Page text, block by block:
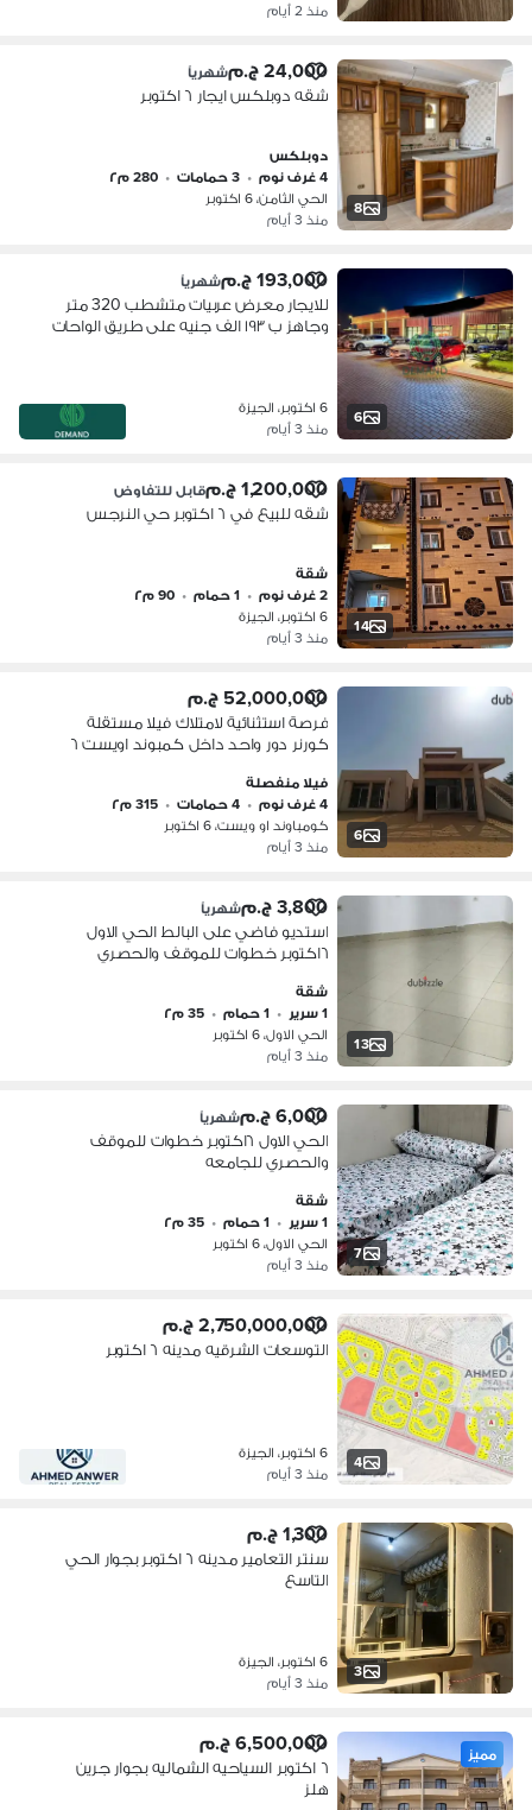
منذ 2 أيام
8
24,000 ج.م شهرياً
شقه دوبلكس ايجار ٦ اكتوبر
دوبلكس
4 غرف نوم
• 3 حمامات • 280 م٢
الحي الثامن، 6 اكتوبر
منذ 3 أيام
6
193,000 ج.م شهرياً
للايجار معرض عربيات متشطب 320 متر
وجاهز ب ١٩٣ الف جنيه على طريق الواحات
6 اكتوبر، الجيزة
منذ 3 أيام
14
1,200,000 ج.م قابل للتفاوض
شقه للبيع في ٦ اكتوبر حي النرجس
شقة
2 غرف نوم
• 1 حمام • 90 م٢
6 اكتوبر، الجيزة
منذ 3 أيام
6
52,000,000 ج.م
فرصة استثنائية لامتلاك فيلا مستقلة
كورنر دور واحد داخل كمبوند اويست ٦
فيلا منفصلة
4 غرف نوم
• 4 حمامات • 315 م٢
كومباوند او ويست، 6 اكتوبر
منذ 3 أيام
13
3,800 ج.م شهرياً
استديو فاضي على البالط الحي الاول
٦اكتوبر خطوات للموقف والحصري
شقة
1 سرير
• 1 حمام • 35 م٢
الحي الاول، 6 اكتوبر
منذ 3 أيام
7
6,000 ج.م شهرياً
الحي الاول ٦اكتوبر خطوات للموقف
والحصري للجامعه
شقة
1 سرير
• 1 حمام • 35 م٢
الحي الاول، 6 اكتوبر
منذ 3 أيام
4
2,750,000,000 ج.م
التوسعات الشرقيه مدينه ٦ اكتوبر
6 اكتوبر، الجيزة
منذ 3 أيام
3
1,300 ج.م
سنتر التعامير مدينه ٦ اكتوبر بجوار الحي
التاسع
6 اكتوبر، الجيزة
منذ 3 أيام
مميز 6,500,000 ج.م
٦ اكتوبر السياحيه الشماليه بجوار جرين
هلز